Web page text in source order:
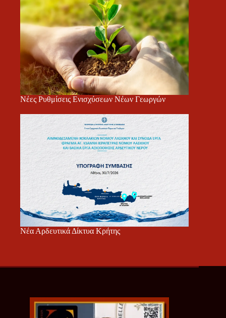
Νέες Ρυθμίσεις Ενισχύσεων Νέων Γεωργών
Νέα Αρδευτικά Δίκτυα Κρήτης